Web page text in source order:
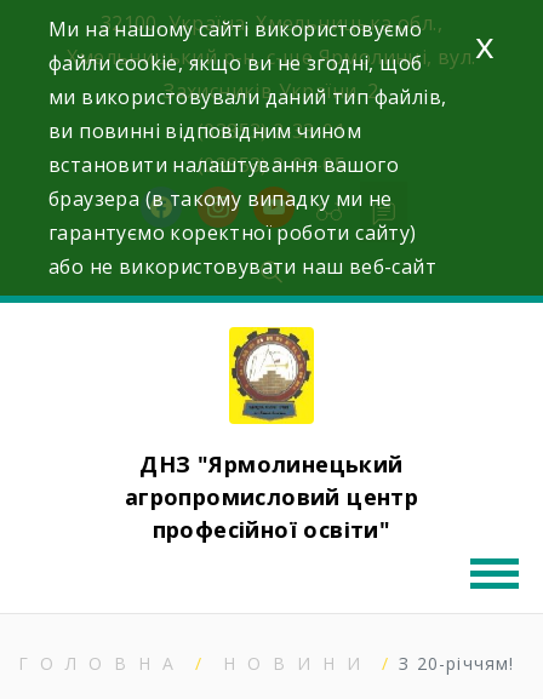
content
32100, Україна, Хмельницька обл.,
Хмельницький р-н, с-ще Ярмолинці, вул.
Захисників України, 2
(03853) 2-33-01
(03853) 3-03-05
facebookinstagram
youtube
ДНЗ "Ярмолинецький
агропромисловий центр
професійної освіти"
ГОЛОВНА НОВИНИ З 20-річчям!
Ми на нашому сайті використовуємо
файли cookie, якщо ви не згодні, щоб
ми використовували даний тип файлів,
ви повинні відповідним чином
встановити налаштування вашого
браузера (в такому випадку ми не
гарантуємо коректної роботи сайту)
або не використовувати наш веб-сайт
x